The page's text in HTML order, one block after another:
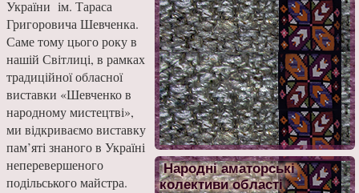
Народні аматорські
колективи області
України ім. Тараса
Григоровича Шевченка.
Саме тому цього року в
нашій Світлиці, в рамках
традиційної обласної
виставки «Шевченко в
народному мистецтві»,
ми відкриваємо виставку
пам’яті знаного в Україні
неперевершеного
подільського майстра.